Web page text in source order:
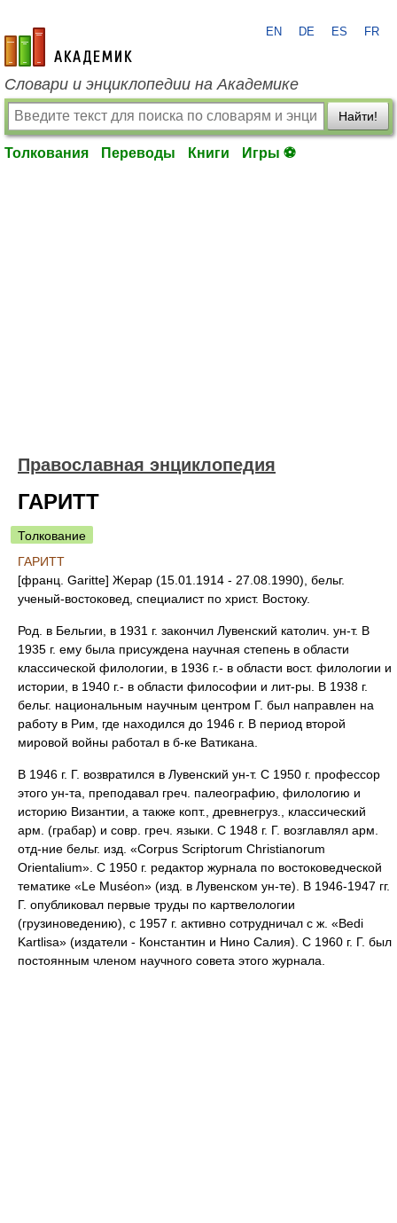
academic.ru
EN DE ES FR
Словари и энциклопедии на Академике
Найти!
Толкования Переводы Книги Игры ⚽
Православная энциклопедия
ГАРИТТ
Толкование
ГАРИТТ
[франц. Garitte] Жерар (15.01.1914 - 27.08.1990), бельг.
ученый-востоковед, специалист по христ. Востоку.
Род. в Бельгии, в 1931 г. закончил Лувенский католич. ун-т. В
1935 г. ему была присуждена научная степень в области
классической филологии, в 1936 г.- в области вост. филологии и
истории, в 1940 г.- в области философии и лит-ры. В 1938 г.
бельг. национальным научным центром Г. был направлен на
работу в Рим, где находился до 1946 г. В период второй
мировой войны работал в б-ке Ватикана.
В 1946 г. Г. возвратился в Лувенский ун-т. С 1950 г. профессор
этого ун-та, преподавал греч. палеографию, филологию и
историю Византии, а также копт., древнегруз., классический
арм. (грабар) и совр. греч. языки. С 1948 г. Г. возглавлял арм.
отд-ние бельг. изд. «Corpus Scriptorum Christianorum
Orientalium». C 1950 г. редактор журнала по востоковедческой
тематике «Le Muséon» (изд. в Лувенском ун-те). В 1946-1947 гг.
Г. опубликовал первые труды по картвелологии
(грузиноведению), с 1957 г. активно сотрудничал с ж. «Bedi
Kartlisa» (издатели - Константин и Нино Салия). С 1960 г. Г. был
постоянным членом научного совета этого журнала.